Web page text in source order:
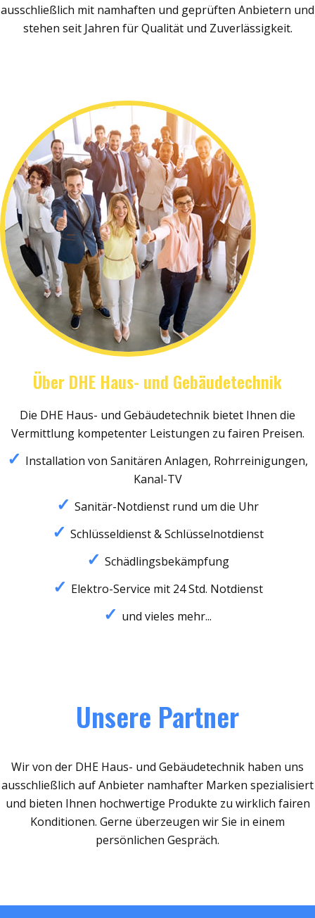
ausschließlich mit namhaften und geprüften Anbietern und
stehen seit Jahren für Qualität und Zuverlässigkeit.
Über DHE Haus- und Gebäudetechnik
Die DHE Haus- und Gebäudetechnik bietet Ihnen die
Vermittlung kompetenter Leistungen zu fairen Preisen.
Installation von Sanitären Anlagen, Rohrreinigungen,
Kanal-TV
Sanitär-Notdienst rund um die Uhr
Schlüsseldienst & Schlüsselnotdienst
Schädlingsbekämpfung
Elektro-Service mit 24 Std. Notdienst
und vieles mehr...
Unsere Partner
Wir von der DHE Haus- und Gebäudetechnik haben uns
ausschließlich auf Anbieter namhafter Marken spezialisiert
und bieten Ihnen hochwertige Produkte zu wirklich fairen
Konditionen. Gerne überzeugen wir Sie in einem
persönlichen Gespräch.